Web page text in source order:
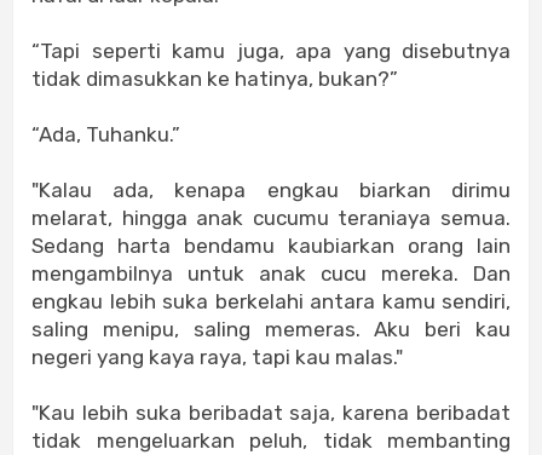
“Tapi seperti kamu juga, apa yang disebutnya
tidak dimasukkan ke hatinya, bukan?”
“Ada, Tuhanku.”
"Kalau ada, kenapa engkau biarkan dirimu
melarat, hingga anak cucumu teraniaya semua.
Sedang harta bendamu kaubiarkan orang lain
mengambilnya untuk anak cucu mereka. Dan
engkau lebih suka berkelahi antara kamu sendiri,
saling menipu, saling memeras. Aku beri kau
negeri yang kaya raya, tapi kau malas."
"Kau lebih suka beribadat saja, karena beribadat
tidak mengeluarkan peluh, tidak membanting